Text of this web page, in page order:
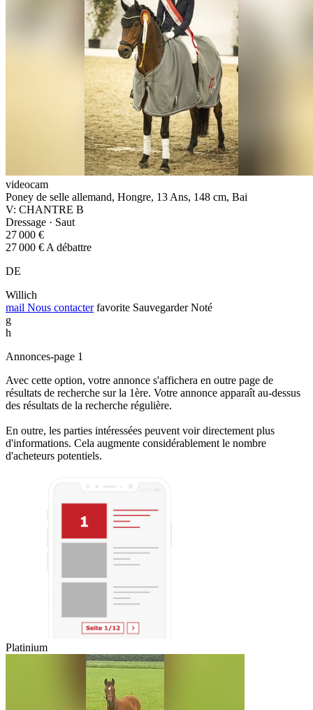
videocam
Poney de selle allemand, Hongre, 13 Ans, 148 cm, Bai
V: CHANTRE B
Dressage · Saut
27 000 €
27 000 € A débattre
DE
Willich
mail Nous contacter favorite Sauvegarder Noté
g
h
Annonces-page 1
Avec cette option, votre annonce s'affichera en outre page de
résultats de recherche sur la 1ère. Votre annonce apparaît au-dessus
des résultats de la recherche régulière.
En outre, les parties intéressées peuvent voir directement plus
d'informations. Cela augmente considérablement le nombre
d'acheteurs potentiels.
Platinium